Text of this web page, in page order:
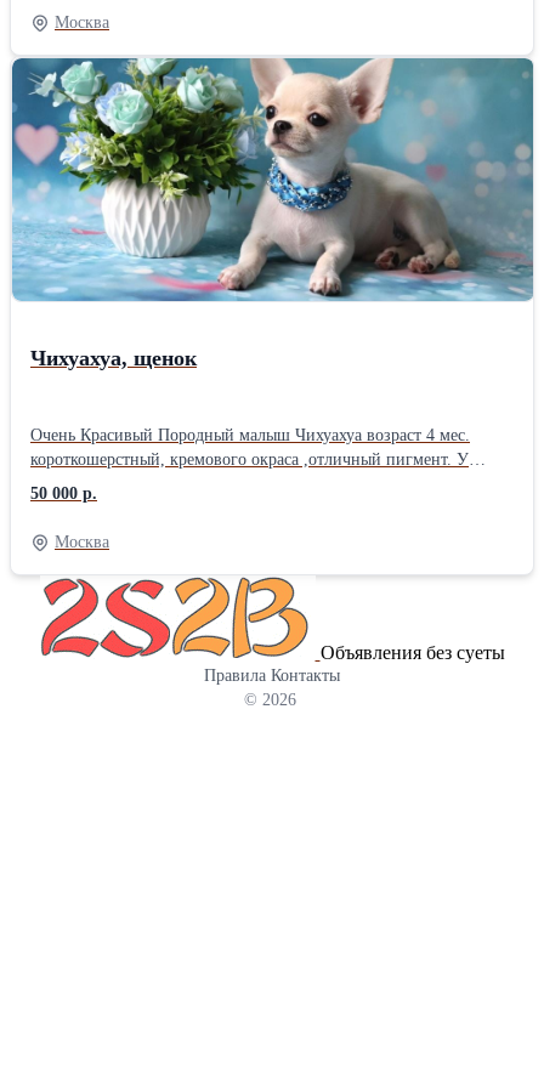
идеальный прикус , 00 в комплекте. Привит по возрасту.
документы: метрика щенка РКФ, клеймо. Будет не крупный,
маленький но крепенький, Подойдет как для выставок так и для
разведения Родители: Мама: оценка отлично , Лучшая Сука CW
, Лучший Представитель породы. шоколадная д-ш. Папа:
Чемпион России , Юный Чемпион России, Юный Чемпион РКФ
, Чемпион РКФ, кандидат в ЧНКП, Племенной Сертификат.
черно подпалый триколор к-ш.. ЗВОНИТЕ - Предпочитаю живое
общение . Быстрое получение информации без длительных
переписок. Доставки у нас нет- самовывоз ,я против перевозки
курьерами и транспортными компании . Знакомство с щенком.
Москва - Электрозаводская
Москва
Чихуахуа, щенок
Очень Красивый Породный малыш Чихуахуа возраст 4 мес.
короткошерстный, кремового окраса ,отличный пигмент. У
щенка правильный прикус, 00 в комплекте. Сладкая Мордашка .
Малыш ласковый и общительный. Ровненький ладненький . Не
крупный !!! Предлагается только в Любимчики в семью ( в
питомники не продается ) Документы кинологической
организации РКФ, стоит индивидуальное клеймо . Привит по
возрасту . Родители: Мама: оформлен Племенной Сертификат с
допуском в разведение. лиловая с белым к-ш Папа: Чемпион
России , Юный Чемпион России, Юный Чемпион РКФ ,
Чемпион РКФ, кандидат в ЧНКП, Племенной Сертификат. черно
50 000 р.
Москва
Объявления без суеты
Правила Контакты
© 2026